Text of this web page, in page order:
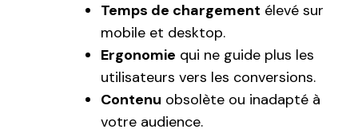
Temps de chargement élevé sur
mobile et desktop.
Ergonomie qui ne guide plus les
utilisateurs vers les conversions.
Contenu obsolète ou inadapté à
votre audience.